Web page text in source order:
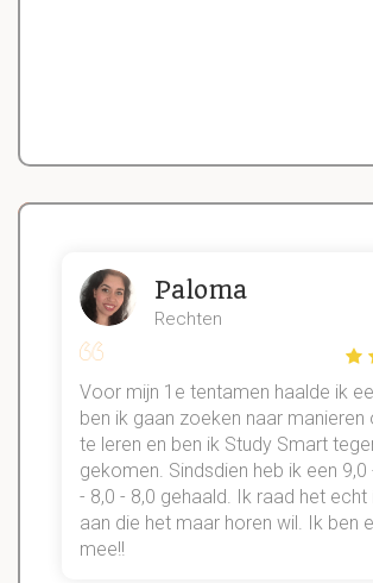
Paloma
Rechten
Voor mijn 1e tentamen haalde ik
ben ik gaan zoeken naar
te leren en ben ik Study Smart
gekomen. Sindsdien heb ik een 9,0
- 8,0 - 8,0 gehaald. Ik raad het echt
aan die het maar horen wil. Ik ben
mee!!